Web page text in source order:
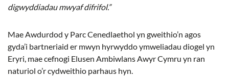
digwyddiadau mwyaf difrifol.”
Mae Awdurdod y Parc Cenedlaethol yn gweithio’n agos
gyda’i bartneriaid er mwyn hyrwyddo ymweliadau diogel yn
Eryri, mae cefnogi Elusen Ambiwlans Awyr Cymru yn ran
naturiol o’r cydweithio parhaus hyn.